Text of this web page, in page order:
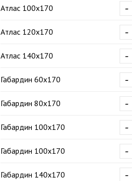
Атлас 100х170 -
Атлас 120х170 -
Атлас 140х170 -
Габардин 60х170 -
Габардин 80х170 -
Габардин 100х170 -
Габардин 100х170 -
Габардин 140х170 -